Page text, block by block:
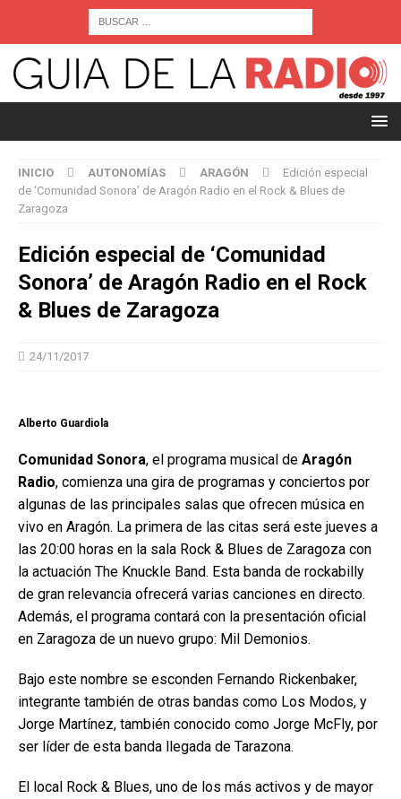
INICIO AUTONOMÍAS ARAGÓN
Edición especial
de ‘Comunidad Sonora’ de Aragón Radio en el Rock & Blues de
Zaragoza
Edición especial de ‘Comunidad
Sonora’ de Aragón Radio en el Rock
& Blues de Zaragoza
24/11/2017
Alberto Guardiola
Comunidad Sonora, el programa musical de Aragón
Radio, comienza una gira de programas y conciertos por
algunas de las principales salas que ofrecen música en
vivo en Aragón. La primera de las citas será este jueves a
las 20:00 horas en la sala Rock & Blues de Zaragoza con
la actuación The Knuckle Band. Esta banda de rockabilly
de gran relevancia ofrecerá varias canciones en directo.
Además, el programa contará con la presentación oficial
en Zaragoza de un nuevo grupo: Mil Demonios.
Bajo este nombre se esconden Fernando Rickenbaker,
integrante también de otras bandas como Los Modos, y
Jorge Martínez, también conocido como Jorge McFly, por
ser líder de esta banda llegada de Tarazona.
El local Rock & Blues, uno de los más activos y de mayor